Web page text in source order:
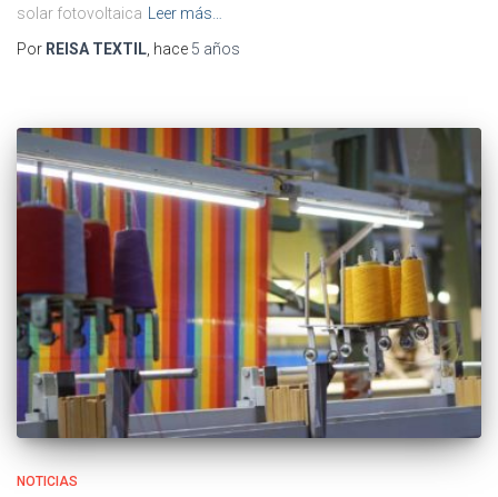
solar fotovoltaica Leer más…
Por REISA TEXTIL, hace 5 años
NOTICIAS